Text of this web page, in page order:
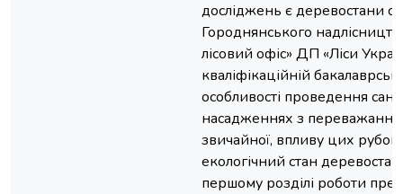
досліджень є деревостани
Городнянського
лісовий офіс» ДП «Ліси
кваліфікаційній
особливості проведення
насадженнях з
звичайної, впливу цих рубок
екологічний стан
першому розділі роботи